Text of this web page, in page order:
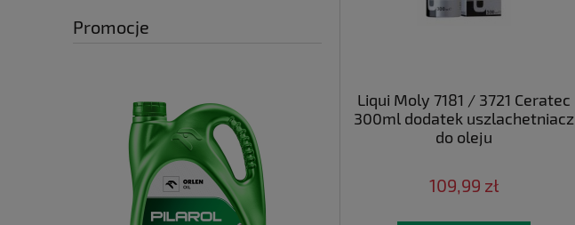
Promocje
Liqui Moly 7181 / 3721 Ceratec
300ml dodatek uszlachetniacz
do oleju
109,99 zł